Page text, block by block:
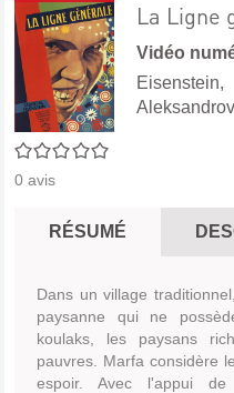
0/5
0 avis
La Ligne
Vidéo
RÉSUMÉ
Dans un village
paysanne qui ne
koulaks, les paysans
pauvres. Marfa considère
espoir. Avec l'appui